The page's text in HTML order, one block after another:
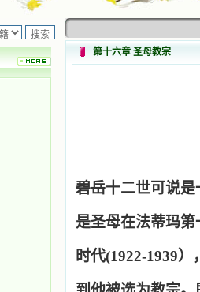
第十六章 圣母教宗
碧岳十二世可说
是圣母在法蒂玛
时代(1922-1939